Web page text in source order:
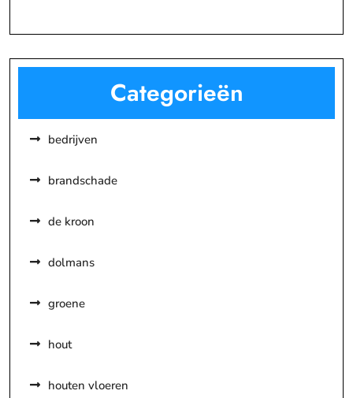
Categorieën
bedrijven
brandschade
de kroon
dolmans
groene
hout
houten vloeren